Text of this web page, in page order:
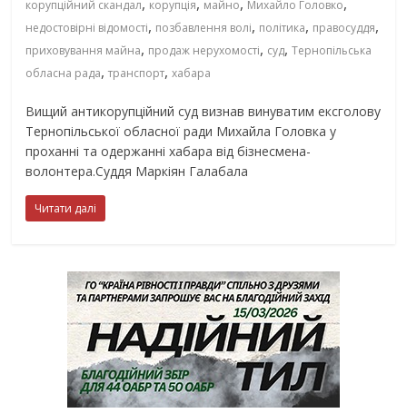
корупційний скандал корупція майно Михайло Головко
недостовірні відомості, позбавлення волі, політика, правосуддя,
приховування майна, продаж нерухомості, суд,Тернопільська
обласна рада,транспорт,хабара
Вищий антикорупційний суд визнав винуватим ексголову
Тернопільської обласної ради Михайла Головка у
проханні та одержанні хабара від бізнесмена-
волонтера.Суддя Маркіян Галабала
Читати далі